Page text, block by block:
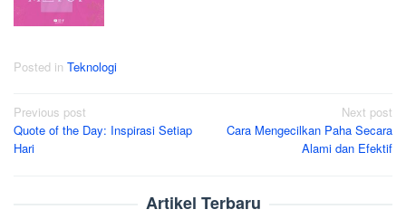
Posted in Teknologi
Post
navigation
Previous post
Quote of the Day: Inspirasi Setiap
Hari
Next post
Cara Mengecilkan Paha Secara
Alami dan Efektif
Artikel Terbaru